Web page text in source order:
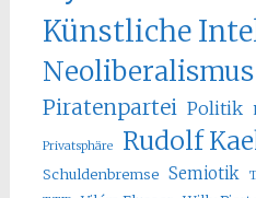
Künstliche
Neoliberalismus
Piratenpartei Politik
Privatsphäre Rudolf
Schuldenbremse Semiotik